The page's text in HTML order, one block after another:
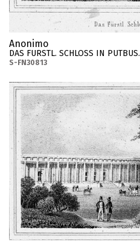
Anonimo
DAS FURSTL. SCHLOSS IN PUTBUS.
S-FN30813